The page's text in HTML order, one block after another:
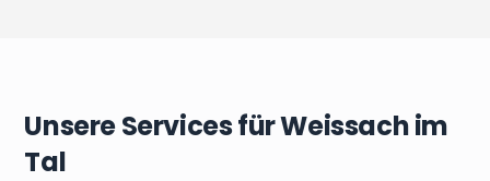
Unsere Services für Weissach im
Tal